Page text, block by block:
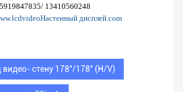
13410560248
Настенный дисплей.com
стену 178°/178° (H/V)